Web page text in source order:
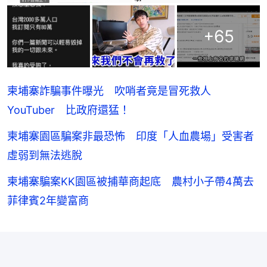
+65
柬埔寨詐騙事件曝光 吹哨者竟是冒死救人
YouTuber 比政府還猛！
柬埔寨園區騙案非最恐怖 印度「人血農場」受害者
虛弱到無法逃脫
柬埔寨騙案KK園區被捕華商起底 農村小子帶4萬去
菲律賓2年變富商